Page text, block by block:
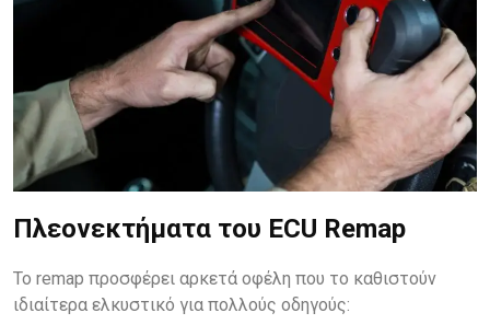
Πλεονεκτήματα του ECU Remap
Το remap προσφέρει αρκετά οφέλη που το καθιστούν
ιδιαίτερα ελκυστικό για πολλούς οδηγούς: